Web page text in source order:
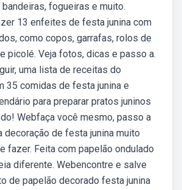
fogueiras e muito.
13 enfeites de festa junina com
como copos, garrafas, rolos de
picolé. Veja fotos, dicas e passo a.
uma lista de receitas do
35 comidas de festa junina e
para preparar pratos juninos
Webfaça você mesmo, passo a
decoração de festa junina muito
fazer. Feita com papelão ondulado
diferente. Webencontre e salve
de papelão decorado festa junina